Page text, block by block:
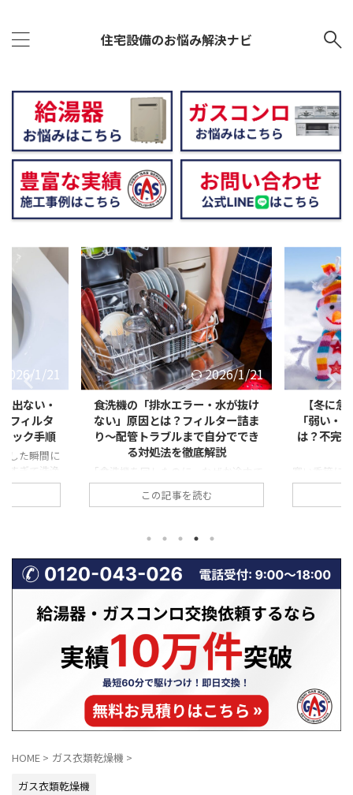
住宅設備のお悩み解決ナビ
2026/1/21
水が抜け
ター詰ま
分ででき
説
ぜか途中で
終わっても
続くと、洗
水漏れ・本
ります。
まり」など
あり、正し
2026/1/10
【冬に急増】ガスコンロの火が
「弱い・赤い・すすが出る」原因
は？不完全燃焼の危険サインと対
処法
寒い季節になると、「ガスコンロの火
が弱い気がする」「炎が赤っぽくなっ
ている」「鍋の底が黒くすすで汚れ
れらはガスコンロの不調だけでなく、
不完全燃焼という危険な状態の前兆で
あることも少なくありません。特に冬
場は、換気不足や使用環境の変化によ
って、ガスコンロの燃焼状態が悪化し
やすい時期です。 本記事では、冬に
ガスコンロの火トラブルが増える理由
から、「火が弱い・赤い・すすが出
る」具体的な原因、不完全燃焼の危険
性、そして自分でできる対処法や業者
に相 ...
この記事を読む
レンジ
る」原因
圧・気密
ているのに
ず、「逆流
す。 特に冬
風圧の影響
くなります
ドの換気逆
...
HOME > ガス衣類乾燥機 >
ガス衣類乾燥機